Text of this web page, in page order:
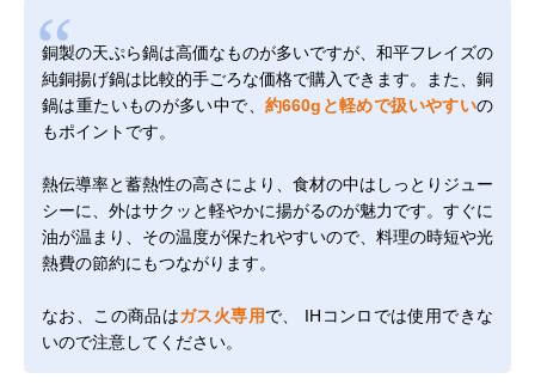
銅製の天ぷら鍋は高価なものが多いですが、和平フレイズの
純銅揚げ鍋は比較的手ごろな価格で購入できます。また、銅
鍋は重たいものが多い中で、 約660gと軽めで扱いやすいの
もポイントです。
熱伝導率と蓄熱性の高さにより、食材の中はしっとりジュー
シーに、外はサクッと軽やかに揚がるのが魅力です。すぐに
油が温まり、その温度が保たれやすいので、料理の時短や光
熱費の節約にもつながります。
なお、この商品はガス火専用で、 IHコンロでは使用できな
いので注意してください。